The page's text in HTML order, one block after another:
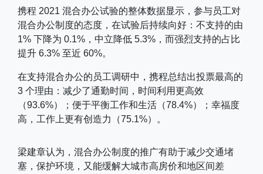
携程 2021 混合办公试验的整体数据显示，参与员工对
混合办公制度的态度，在试验后持续向好：不支持的由
1% 下降为 0.1%，中立降低 5.3%，而强烈支持的占比
提升 6.3% 至近 60%。
在支持混合办公的员工调研中，携程总结出投票最高的
3 个理由：减少了通勤时间，时间利用更高效
（93.6%）；便于平衡工作和生活（78.4%）；幸福度
高，工作上更有创造力（75.1%）。
梁建章认为，混合办公制度的推广有助于减少交通堵
塞，保护环境，又能缓解大城市高房价和地区间差